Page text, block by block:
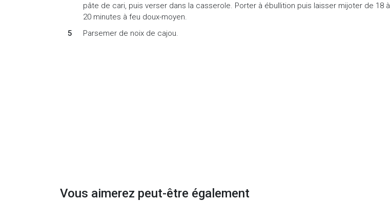
pâte de cari, puis verser dans la casserole. Porter à ébullition puis laisser mijoter de 18 à
20 minutes à feu doux-moyen.
Parsemer de noix de cajou.
Vous aimerez peut-être également